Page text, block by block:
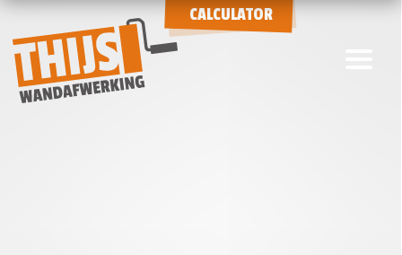
CALCULATOR